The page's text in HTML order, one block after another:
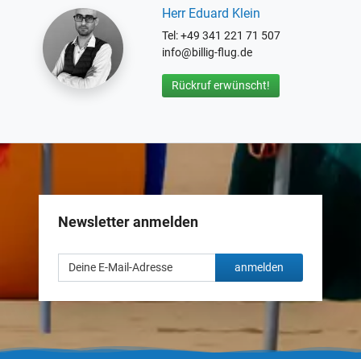
Herr Eduard Klein
Tel: +49 341 221 71 507
info@billig-flug.de
Rückruf erwünscht!
Newsletter anmelden
anmelden